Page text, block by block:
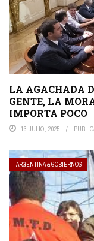
LA AGACHADA
GENTE, LA
IMPORTA POCO
13 JULIO, 2025
ARGENTINA & GOBIERNOS